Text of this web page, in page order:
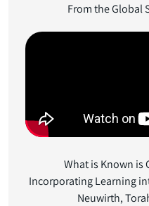
From the Global
What is Known is
Incorporating Learning
Neuwirth,